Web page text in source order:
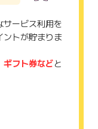
ら、通話時間の制
制限かけ放題」！
以降は1GBあたり
。データ通信の使
達した後も最大20
サービス利用を
ントが貯まりま
ギフト券などと